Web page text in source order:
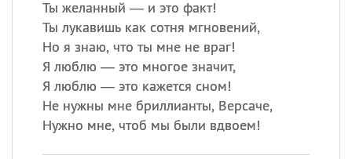
Ты желанный — и это факт!
Ты лукавишь как сотня мгновений,
Но я знаю, что ты мне не враг!
Я люблю — это многое значит,
Я люблю — это кажется сном!
Не нужны мне бриллианты, Версаче,
Нужно мне, чтоб мы были вдвоем!